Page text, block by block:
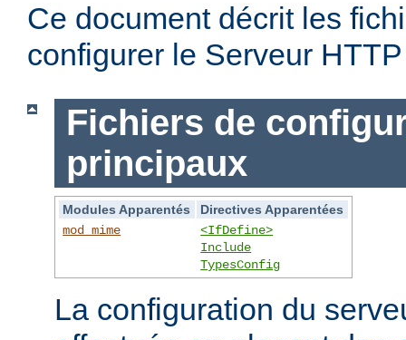
Ce document décrit les
configurer le Serveur
Fichiers de
principaux
Modules Apparentés
Directives Apparentées
mod_mime
<IfDefine>
Include
TypesConfig
La configuration du